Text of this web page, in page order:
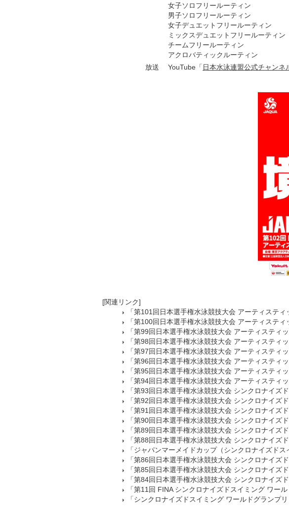
女子ソロフリールーティン
男子ソロフリールーティン
女子デュエットフリールーティン
ミックスデュエットフリールーティン
チームフリールーティン
アクロバティックルーティン
放送
YouTube「 日本水泳連盟公式チャンネ
[関連リンク]
「第101回日本選手権水泳競技大会 アーティステ
「第100回日本選手権水泳競技大会 アーティステ
「第99回日本選手権水泳競技大会 アーティスティ
「第98回日本選手権水泳競技大会 アーティスティ
「第97回日本選手権水泳競技大会 アーティスティ
「第96回日本選手権水泳競技大会 アーティスティ
「第95回日本選手権水泳競技大会 アーティスティ
「第94回日本選手権水泳競技大会 アーティスティ
「第93回日本選手権水泳競技大会 シンクロナイズ
「第92回日本選手権水泳競技大会 シンクロナイズ
「第91回日本選手権水泳競技大会 シンクロナイズ
「第90回日本選手権水泳競技大会 シンクロナイズ
「第89回日本選手権水泳競技大会 シンクロナイズ
「第88回日本選手権水泳競技大会 シンクロナイズ
「ジャパンマーメイドカップ（シンクロナイズド
「第86回日本選手権水泳競技大会 シンクロナイズ
「第85回日本選手権水泳競技大会 シンクロナイズ
「第84回日本選手権水泳競技大会 シンクロナイズ
「第11回 FINA シンクロナイズドスイミング ワー
「シンクロナイズドスイミング ワールドグランプ